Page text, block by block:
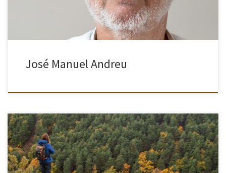
José Manuel Andreu
Descubrí que me gustaba la fotografía desde muy pequeña. La